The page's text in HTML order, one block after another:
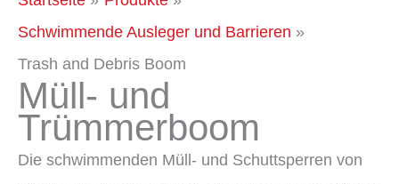
Schwimmende Ausleger und Barrieren
Trash and Debris Boom
Müll- und
Trümmerboom
Die schwimmenden Müll- und Schuttsperren von